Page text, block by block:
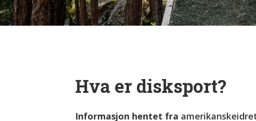
Hva er disksport?
Informasjon hentet fra